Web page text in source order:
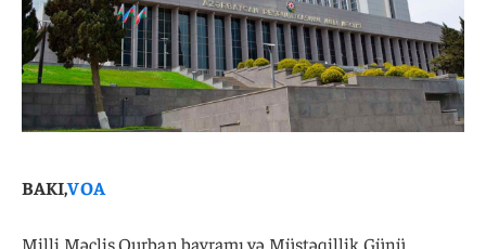
BAKI,VOA
Milli Məclis Qurban bayramı və Müstəqillik Günü